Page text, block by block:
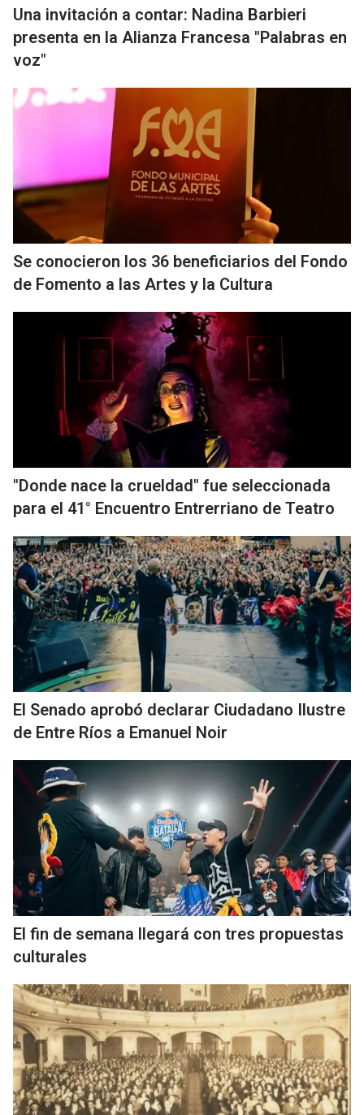
Una invitación a contar: Nadina Barbieri
presenta en la Alianza Francesa "Palabras en
voz"
Se conocieron los 36 beneficiarios del Fondo
de Fomento a las Artes y la Cultura
"Donde nace la crueldad" fue seleccionada
para el 41° Encuentro Entrerriano de Teatro
El Senado aprobó declarar Ciudadano Ilustre
de Entre Ríos a Emanuel Noir
El fin de semana llegará con tres propuestas
culturales